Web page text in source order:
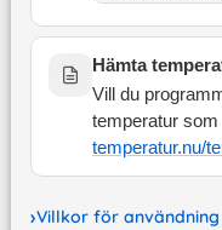
Hämta
Vill du
temperatur
temperatur.nu/
Villkor för användning